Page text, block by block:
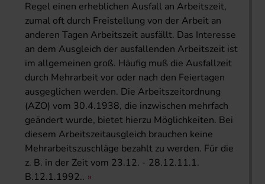
Regel einen erheblichen Ausfall an Arbeitszeit,
zumal oft durch Freistellung von der Arbeit an
anderen Tagen Arbeitszeit ausfällt. Das Interesse
an dem Ausgleich der ausfallenden Arbeitszeit ist
im allgemeinen groß. Häufig muß die Ausfallzeit
durch Mehrarbeit vor oder nach den Feiertagen
ausgeglichen werden. Die Arbeitszeitordnung
(AZO) vom 30.4.1938, die inzwischen mehrfach
geändert wurde, bietet hierzu Möglichkeiten. Bei
diesem Arbeitszeitausgleich brauchen keine
Mehrarbeitszuschläge bezahlt zu werden. Für die
z. B. in der Zeit vom 23.12. - 28.12.11.1.
B.12.1.1992..